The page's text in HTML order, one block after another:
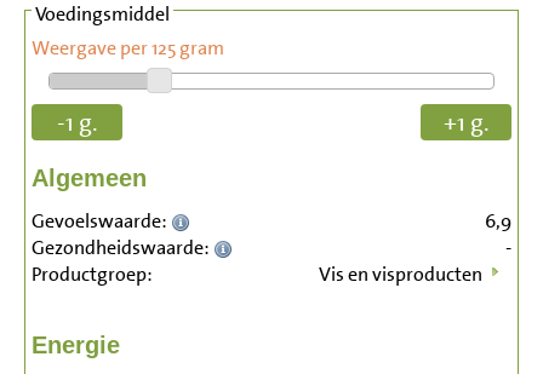
Voedingsmiddel
Weergave per 125 gram
-1 g. +1 g.
Algemeen
Gevoelswaarde:
6,9
Gezondheidswaarde:
-
Productgroep:
Vis en visproducten
Energie